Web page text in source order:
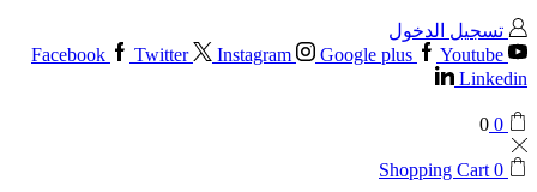
تسجيل الدخول
Facebook
Twitter Instagram Google plus
Youtube
Linkedin
0
0
0
Shopping Cart